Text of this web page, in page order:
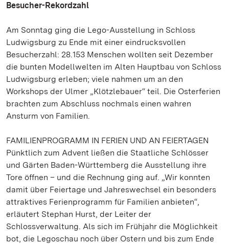
Besucher-Rekordzahl
Am Sonntag ging die Lego-Ausstellung in Schloss
Ludwigsburg zu Ende mit einer eindrucksvollen
Besucherzahl: 28.153 Menschen wollten seit Dezember
die bunten Modellwelten im Alten Hauptbau von Schloss
Ludwigsburg erleben; viele nahmen um an den
Workshops der Ulmer „Klötzlebauer“ teil. Die Osterferien
brachten zum Abschluss nochmals einen wahren
Ansturm von Familien.
FAMILIENPROGRAMM IN FERIEN UND AN FEIERTAGEN
Pünktlich zum Advent ließen die Staatliche Schlösser
und Gärten Baden-Württemberg die Ausstellung ihre
Tore öffnen – und die Rechnung ging auf. „Wir konnten
damit über Feiertage und Jahreswechsel ein besonders
attraktives Ferienprogramm für Familien anbieten“,
erläutert Stephan Hurst, der Leiter der
Schlossverwaltung. Als sich im Frühjahr die Möglichkeit
bot, die Legoschau noch über Ostern und bis zum Ende